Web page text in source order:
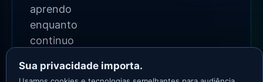
aprendo
enquanto
continuo
Sua privacidade importa.